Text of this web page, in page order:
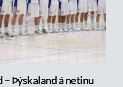
– Þýskaland á netinu